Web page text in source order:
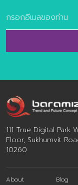
Baramizi Lab ศูน
ประเทศไทยจึงรับห
โอกาสแห่ง Aging
Aging
Pain Point และ
ปวดและความต้องก
111 True Digital Park
Floor, Sukhumvit
10260
About Blog